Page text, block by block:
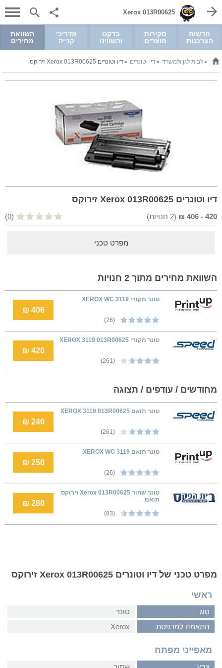
Xerox 013R00625
חדשות
הצרכנות
סקירות
מוצרים
בדקנו
והשווינו
מדריכי
קנייה
השוואת
מחירים
>לבית לגן ולמשרד >דיו וטונרים >דיו וטונרים Xerox 013R00625 זירוקס
דיו וטונרים Xerox 013R00625 זירוקס
420
-
406
₪
(
2 חנויות) (0)
מפרט טכני
השוואת מחירים מתוך 2 חנויות
טונר מקורי XEROX WC 3119
(26)
406 ₪
טונר מקורי XEROX 3119 013R00625
(261)
420 ₪
מחודשים / עודפים / תצוגה
טונר תואם XEROX 3119 013R00625
(261)
240 ₪
טונר תואם XEROX WC 3119
(26)
250 ₪
טונר שחור Xerox 013R00625 זירוקס
תואם
(83)
280 ₪
מפרט טכני של דיו וטונרים Xerox 013R00625 זירוקס
ראשי
סוג
טונר
התאמה למדפסת
Xerox
מאפייני מפתח